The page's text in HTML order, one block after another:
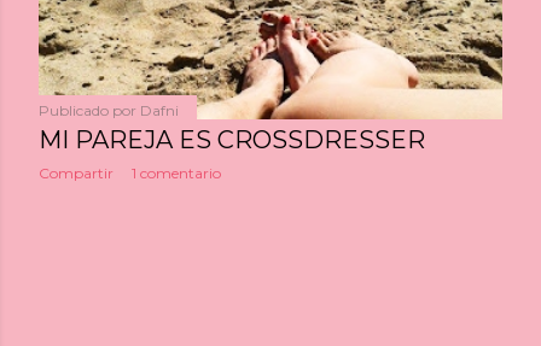
a
s
Publicado por Dafni
MI PAREJA ES CROSSDRESSER
Compartir 1 comentario